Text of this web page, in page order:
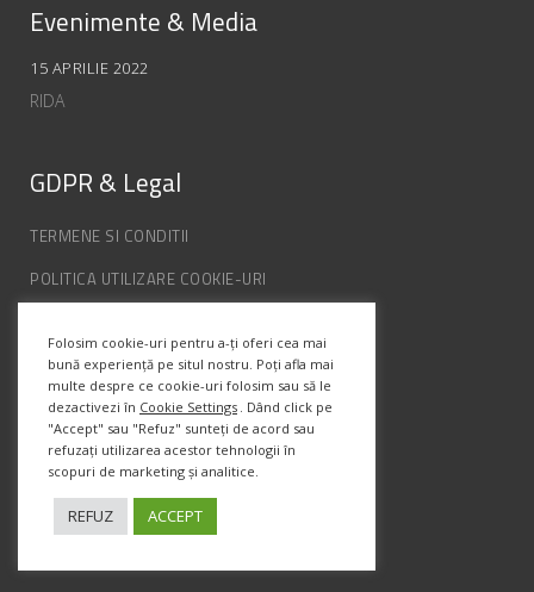
Evenimente & Media
15 APRILIE 2022
RIDA
GDPR & Legal
TERMENE SI CONDITII
POLITICA UTILIZARE COOKIE-URI
ANPC
Info Contact
Str. Semenic, Nr.1, Ap.5, Timisoara.
Telefon:(+4) 0747 066 701
Folosim cookie-uri pentru a-ți oferi cea mai
bună experiență pe situl nostru. Poți afla mai
multe despre ce cookie-uri folosim sau să le
dezactivezi în Cookie Settings . Dând click pe
"Accept" sau "Refuz" sunteți de acord sau
refuzați utilizarea acestor tehnologii în
scopuri de marketing și analitice.
REFUZ ACCEPT